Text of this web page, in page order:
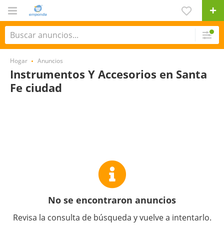
Hogar Anuncios
Instrumentos Y Accesorios en Santa
Fe ciudad
No se encontraron anuncios
Revisa la consulta de búsqueda y vuelve a intentarlo.